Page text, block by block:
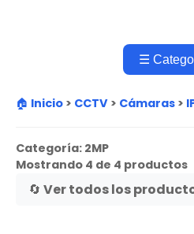
☰
🏠 Inicio > CCTV > Cámaras >
Categoría: 2MP
Mostrando 4 de 4 productos
🔄 Ver todos los